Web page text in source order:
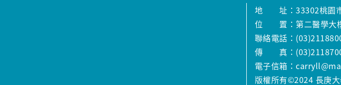
地 址：33302桃園市
位 置：第二醫學大
聯絡電話：
傳 真：
電子信箱：
版權所有©2024 長庚